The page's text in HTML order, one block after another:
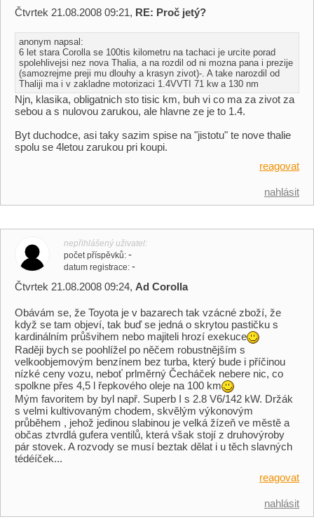
Čtvrtek 21.08.2008 09:21, RE: Proč jetý?
anonym napsal:
6 let stara Corolla se 100tis kilometru na tachaci je urcite porad
spolehlivejsi nez nova Thalia, a na rozdil od ni mozna pana i prezije
(samozrejme preji mu dlouhy a krasyn zivot)-. A take narozdil od
Thaliji ma i v zakladne motorizaci 1.4VVTI 71 kw a 130 nm
Njn, klasika, obligatnich sto tisic km, buh vi co ma za zivot za
sebou a s nulovou zarukou, ale hlavne ze je to 1.4.
Byt duchodce, asi taky sazim spise na "jistotu" te nove thalie
spolu se 4letou zarukou pri koupi.
reagovat
nahlásit
nepřihlášený uživatel
počet příspěvků -
datum registrace -
Čtvrtek 21.08.2008 09:24, Ad Corolla
Obávám se, že Toyota je v bazarech tak vzácné zboží, že
když se tam objeví, tak buď se jedná o skrytou pastičku s
kardinálním průšvihem nebo majiteli hrozí exekuce
Raději bych se poohlížel po něčem robustnějším s
velkoobjemovým benzínem bez turba, který bude i příčinou
nízké ceny vozu, neboť prlměrný Čecháček nebere nic, co
spolkne přes 4,5 l řepkového oleje na 100 km
Mým favoritem by byl např. Superb I s 2.8 V6/142 kW. Držák
s velmi kultivovaným chodem, skvělým výkonovým
průběhem , jehož jedinou slabinou je velká žízeň ve městě a
občas ztvrdlá gufera ventilů, která však stojí z druhovýroby
pár stovek. A rozvody se musí beztak dělat i u těch slavných
tédéíček...
reagovat
nahlásit